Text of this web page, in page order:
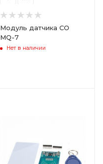
Модуль датчика CO
MQ-7
Нет в наличии